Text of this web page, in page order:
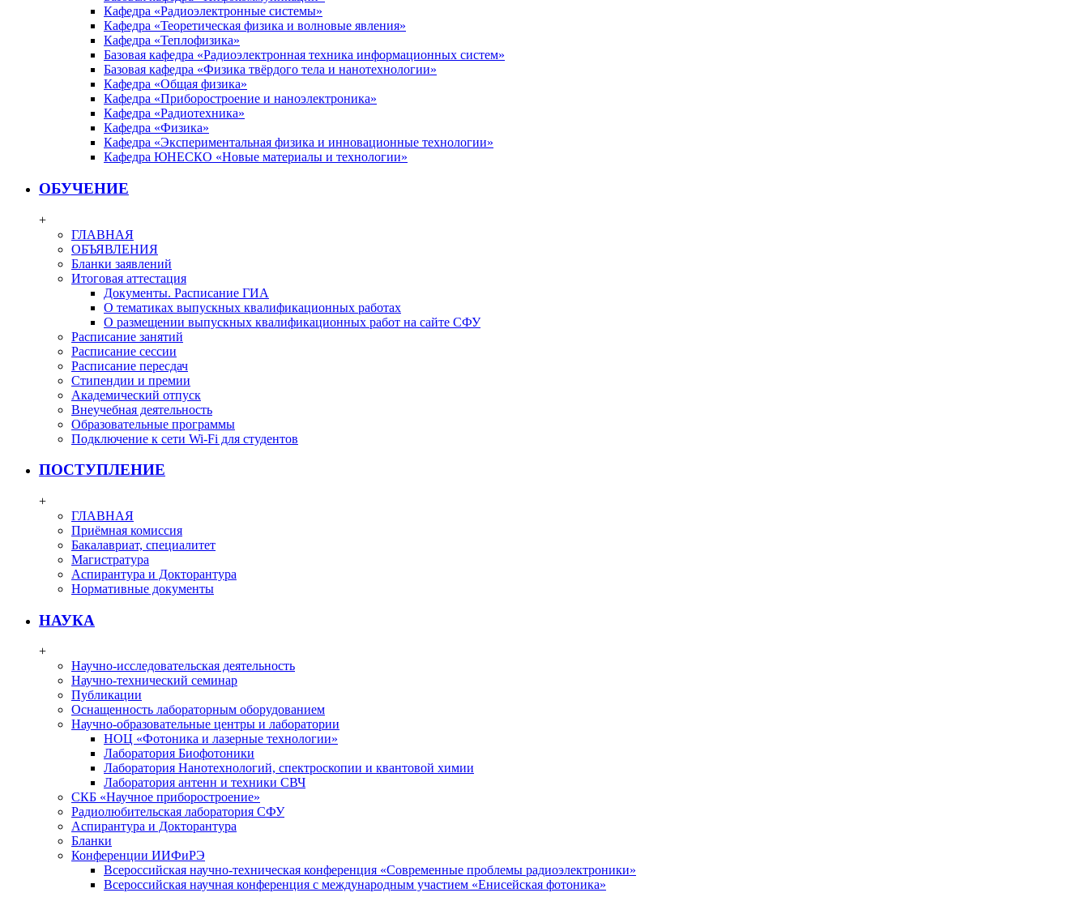
Кафедра «Радиоэлектронные системы»
Кафедра «Теоретическая физика и волновые явления»
Кафедра «Теплофизика»
Базовая кафедра «Радиоэлектронная техника информационных систем»
Базовая кафедра «Физика твёрдого тела и нанотехнологии»
Кафедра «Общая физика»
Кафедра «Приборостроение и наноэлектроника»
Кафедра «Радиотехника»
Кафедра «Физика»
Кафедра «Экспериментальная физика и инновационные технологии»
Кафедра ЮНЕСКО «Новые материалы и технологии»
ОБУЧЕНИЕ
+
ГЛАВНАЯ
ОБЪЯВЛЕНИЯ
Бланки заявлений
Итоговая аттестация
Документы. Расписание ГИА
О тематиках выпускных квалификационных работах
О размещении выпускных квалификационных работ на сайте СФУ
Расписание занятий
Расписание сессии
Расписание пересдач
Стипендии и премии
Академический отпуск
Внеучебная деятельность
Образовательные программы
Подключение к сети Wi-Fi для студентов
ПОСТУПЛЕНИЕ
+
ГЛАВНАЯ
Приёмная комиссия
Бакалавриат, специалитет
Магистратура
Аспирантура и Докторантура
Нормативные документы
НАУКА
+
Научно-исследовательская деятельность
Научно-технический семинар
Публикации
Оснащенность лабораторным оборудованием
Научно-образовательные центры и лаборатории
НОЦ «Фотоника и лазерные технологии»
Лаборатория Биофотоники
Лаборатория Нанотехнологий, спектроскопии и квантовой химии
Лаборатория антенн и техники СВЧ
СКБ «Научное приборостроение»
Радиолюбительская лаборатория СФУ
Аспирантура и Докторантура
Бланки
Конференции ИИФиРЭ
Всероссийская научно-техническая конференция «Современные проблемы радиоэлектроники»
Всероссийская научная конференция с международным участием «Енисейская фотоника»